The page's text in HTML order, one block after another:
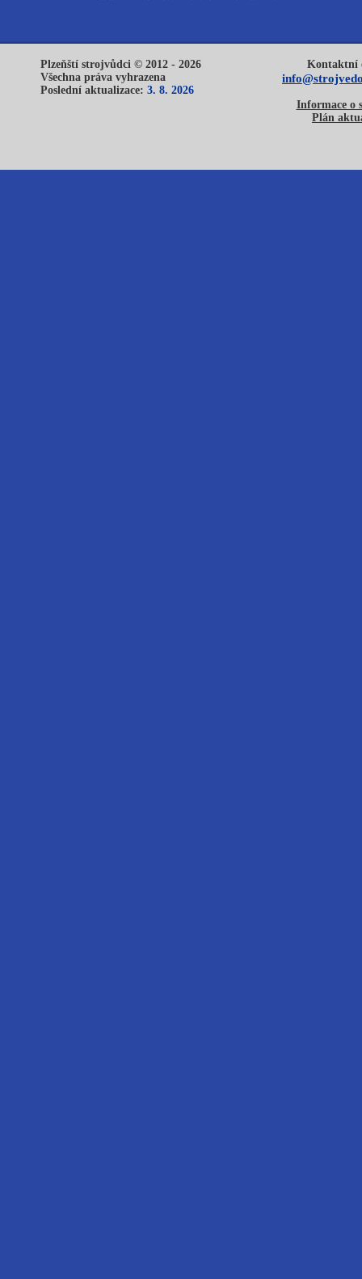
Plzeňští strojvůdci © 2012 - 2026
Všechna práva vyhrazena
Poslední aktualizace: 3. 8. 2026
Kontaktní
Informace o
Plán